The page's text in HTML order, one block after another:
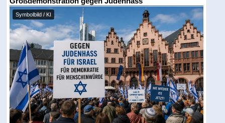
Symbolbild / KI